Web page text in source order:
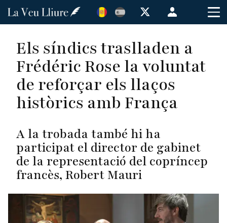
Vés
Menú
de
de
usuario
Els síndics traslladen a
Frédéric Rose la voluntat
de reforçar els llaços
històrics amb França
A la trobada també hi ha
participat el director de gabinet
de la representació del copríncep
francès, Robert Mauri